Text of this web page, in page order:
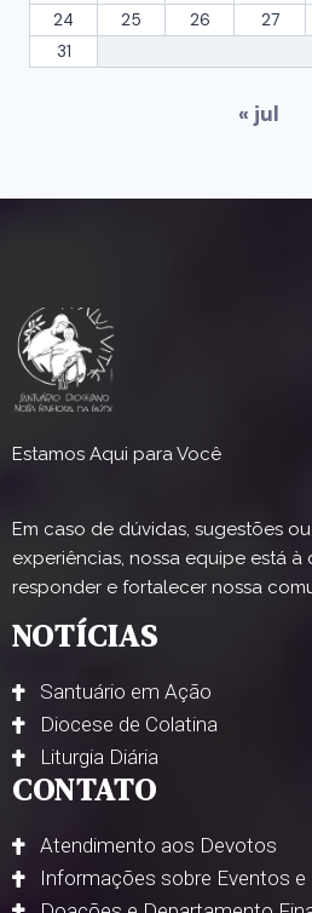
24
25 26 27
31
« jul
Estamos Aqui para Você
Em caso de dúvidas, sugestões
experiências, nossa equipe está à
responder e fortalecer nossa
NOTÍCIAS
Santuário em Ação
Diocese de Colatina
Liturgia Diária
CONTATO
Atendimento aos Devotos
Informações sobre Eventos e